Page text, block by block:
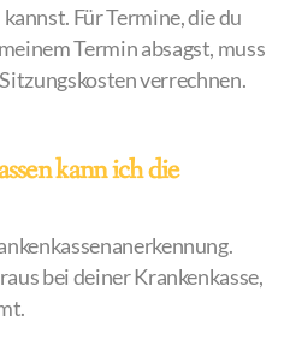
Für Termine, die du
Termin absagst, muss
verrechnen.
kann ich die
bei deiner Krankenkasse,